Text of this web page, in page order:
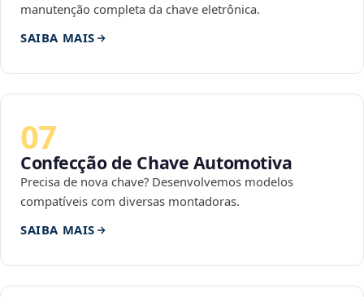
manutenção completa da chave eletrônica.
SAIBA MAIS
07
Confecção de Chave Automotiva
Precisa de nova chave? Desenvolvemos modelos
compatíveis com diversas montadoras.
SAIBA MAIS